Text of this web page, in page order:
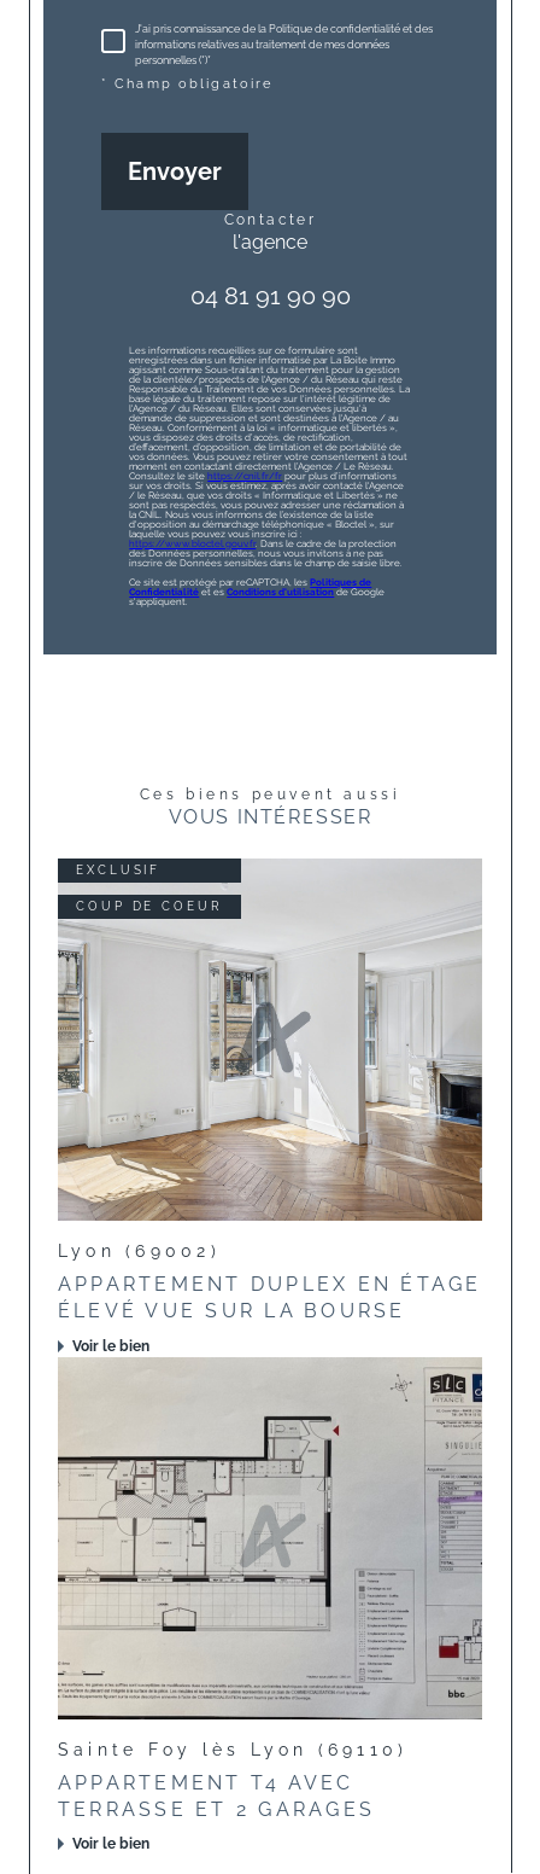
J'ai pris connaissance de la Politique de confidentialité et des
informations relatives au traitement de mes données
personnelles (*)*
* Champ obligatoire
Envoyer
contacter
l'agence
04 81 91 90 90
Les informations recueillies sur ce formulaire sont
enregistrées dans un fichier informatisé par La Boite Immo
agissant comme Sous-traitant du traitement pour la gestion
de la clientèle/prospects de l'Agence / du Réseau qui reste
Responsable du Traitement de vos Données personnelles. La
base légale du traitement repose sur l'intérêt légitime de
l'Agence / du Réseau. Elles sont conservées jusqu'à
demande de suppression et sont destinées à l'Agence / au
Réseau. Conformément à la loi « informatique et libertés »,
vous disposez des droits d’accès, de rectification,
d’effacement, d’opposition, de limitation et de portabilité de
vos données. Vous pouvez retirer votre consentement à tout
moment en contactant directement l’Agence / Le Réseau.
Consultez le site https://cnil.fr/fr pour plus d’informations
sur vos droits. Si vous estimez, après avoir contacté l'Agence
/ le Réseau, que vos droits « Informatique et Libertés » ne
sont pas respectés, vous pouvez adresser une réclamation à
la CNIL. Nous vous informons de l’existence de la liste
d'opposition au démarchage téléphonique « Bloctel », sur
laquelle vous pouvez vous inscrire ici :
https://www.bloctel.gouv.fr. Dans le cadre de la protection
des Données personnelles, nous vous invitons à ne pas
inscrire de Données sensibles dans le champ de saisie libre.
Ce site est protégé par reCAPTCHA, les Politiques de
Confidentialité et esConditions d'utilisation de Google
s'appliquent.
Ces biens peuvent aussi
VOUS INTÉRESSER
EXCLUSIF
COUP DE COEUR
Lyon (69002)
APPARTEMENT DUPLEX EN ÉTAGE
ÉLEVÉ VUE SUR LA BOURSE
Voir le bien
Sainte Foy lès Lyon (69110)
APPARTEMENT T4 AVEC
TERRASSE ET 2 GARAGES
Voir le bien